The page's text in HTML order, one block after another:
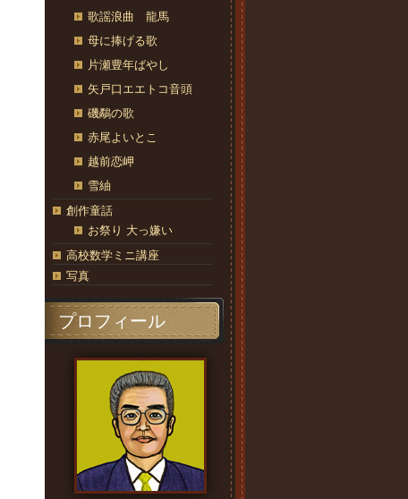
歌謡浪曲 龍馬
母に捧げる歌
片瀬豊年ばやし
矢戸口エエトコ音頭
磯鷸の歌
赤尾よいとこ
越前恋岬
雪紬
創作童話
お祭り 大っ嫌い
高校数学ミニ講座
写真
プロフィール